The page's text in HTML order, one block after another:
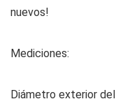
nuevos!
Mediciones:
Diámetro exterior